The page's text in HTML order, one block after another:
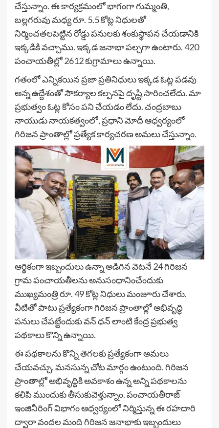
చేస్తున్నాం. ఈ కార్యక్రమంలో భాగంగా గుమ్మంతి,
బల్లగరువు మధ్య రూ. 5.5 కోట్ల నిధులతో
నిర్మించతలపెట్టిన రోడ్డు పనులకు శంకుస్థాపన చేయడానికి
ఇక్కడికి వచ్చాము. ఇక్కడ జనాభా పల్చగా ఉంటారు. 420
పంచాయతీల్లో 2612 కుగ్రామాలు ఉన్నాయి.
గతంలో ఎన్నికయిన ప్రజా ప్రతినిధులు ఇక్కడ ఓట్ల పడవు
అన్న ఉద్దేశంతో సౌకర్యాల కల్పనపై దృష్టి సారించలేదు. మా
ప్రభుత్వం ఓట్ల కోసం పని చేయడం లేదు. చంద్రబాబు
నాయుడు నాయకత్వంలో, ప్రధాని మోదీ ఆధ్వర్యంలో
గిరిజన ప్రాంతాల్లో ప్రత్యేక కార్యచరణ అమలు చేస్తున్నాం.
ఆర్థికంగా ఇబ్బందులు ఉన్నా అడిగిన వెటనే 24 గిరిజన
గ్రామ పంచాయతీలను అనుసంధానించేందుకు
ముఖ్యమంత్రి రూ. 49 కోట్ల నిధులు మంజూరు చేశారు.
వీటితో పాటు ప్రత్యేకంగా గిరిజన ప్రాంతాల్లో అభివృద్ధి
పనులు చేపట్టేందుకు వన్ ధన్ లాంటి కేంద్ర ప్రభుత్వ
పథకాలు కొన్ని ఉన్నాయి.
ఈ పథకాలను కొన్ని తెగలకు ప్రత్యేకంగా అమలు
చేయవచ్చు. మనసున్న చోట మార్గం ఉంటుంది. గిరిజన
ప్రాంతాల్లో అభివృద్ధికి అవకాశం ఉన్న అన్ని పథకాలను
కలిపి ముందుకు తీసుకువెళ్తున్నాం. పంచాయతీరాజ్
ఇంజినీరింగ్ విభాగం ఆధ్వర్యంలో నిర్మిస్తున్న ఈ రహదారి
ద్వారా వందల మంది గిరిజన జనాభాకు ఇబ్బందులు